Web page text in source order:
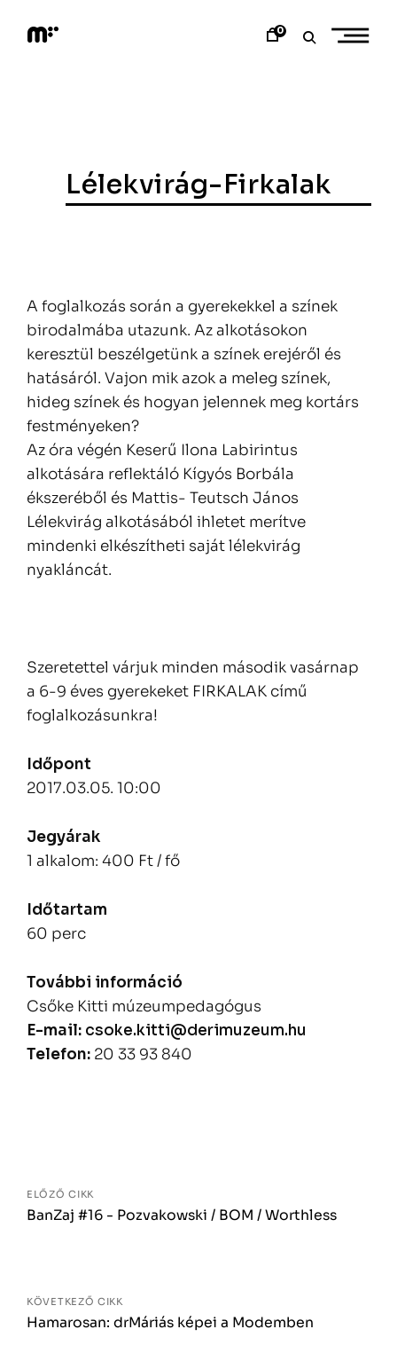
content
0
Lélekvirág-Firkalak
A foglalkozás során a gyerekekkel a színek
birodalmába utazunk. Az alkotásokon
keresztül beszélgetünk a színek erejéről és
hatásáról. Vajon mik azok a meleg színek,
hideg színek és hogyan jelennek meg kortárs
festményeken?
Az óra végén Keserű Ilona Labirintus
alkotására reflektáló Kígyós Borbála
ékszeréből és Mattis- Teutsch János
Lélekvirág alkotásából ihletet merítve
mindenki elkészítheti saját lélekvirág
nyakláncát.
Szeretettel várjuk minden második vasárnap
a 6-9 éves gyerekeket FIRKALAK című
foglalkozásunkra!
Időpont
2017.03.05. 10:00
Jegyárak
1 alkalom: 400 Ft / fő
Időtartam
60 perc
További információ
Csőke Kitti múzeumpedagógus
E-mail: csoke.kitti@derimuzeum.hu
Telefon: 20 33 93 840
ELŐZŐ CIKK
BanZaj #16 - Pozvakowski / BOM / Worthless
KÖVETKEZŐ CIKK
Hamarosan: drMáriás képei a Modemben